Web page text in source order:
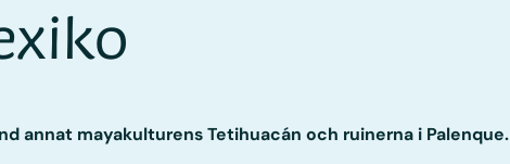
annat mayakulturens Tetihuacán och ruinerna i Palenque.